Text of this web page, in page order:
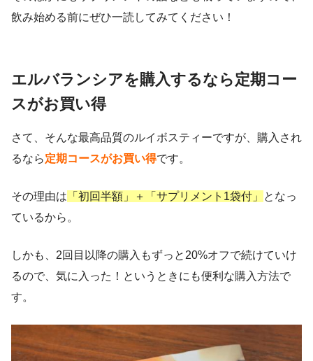
飲み始める前にぜひ一読してみてください！
エルバランシアを購入するなら定期コー
スがお買い得
さて、そんな最高品質のルイボスティーですが、購入され
るなら定期コースがお買い得です。
その理由は 「初回半額」＋「サプリメント1袋付」
となっ
ているから。
しかも、2回目以降の購入もずっと20%オフで続けていけ
るので、気に入った！というときにも便利な購入方法で
す。